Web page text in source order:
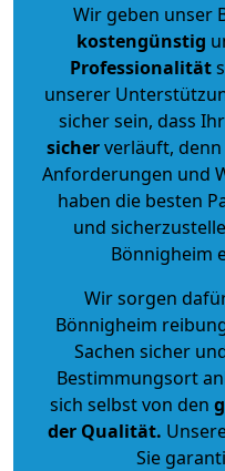
Wir geben unser
kostengünstig
Professionalität
unserer
sicher sein, dass
sicherverläuft, denn
Anforderungen und
haben die besten
und
Bönnigheim
Wir sorgen
Bönnigheim
Sachen sicher
Bestimmungsort
sich selbst von den
der Qualität.
Sie